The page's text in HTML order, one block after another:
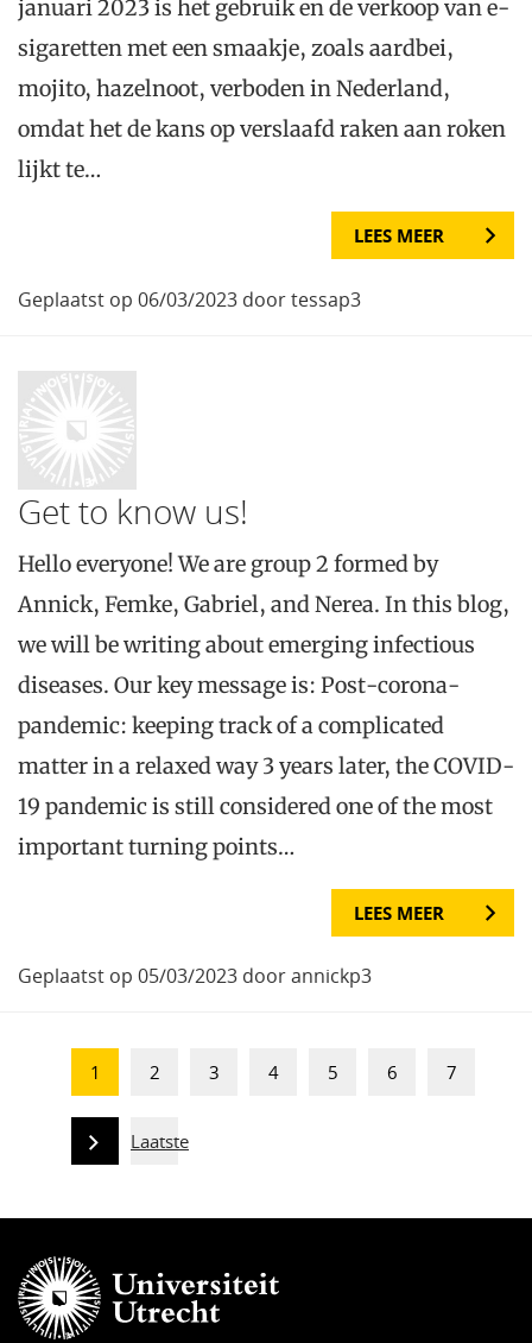
januari 2023 is het gebruik en de verkoop van e-
sigaretten met een smaakje, zoals aardbei,
mojito, hazelnoot, verboden in Nederland,
omdat het de kans op verslaafd raken aan roken
lijkt te…
LEES MEER
Geplaatst op 06/03/2023 door tessap3
Get to know us!
Hello everyone! We are group 2 formed by
Annick, Femke, Gabriel, and Nerea. In this blog,
we will be writing about emerging infectious
diseases. Our key message is: Post-corona-
pandemic: keeping track of a complicated
matter in a relaxed way 3 years later, the COVID-
19 pandemic is still considered one of the most
important turning points…
LEES MEER
Geplaatst op 05/03/2023 door annickp3
1 2 3 4 5 6 7
Laatste